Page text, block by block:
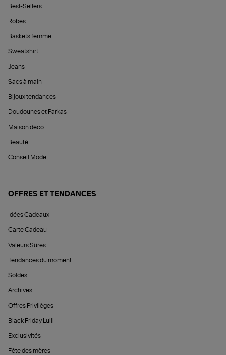
Best-Sellers
Robes
Baskets femme
Sweatshirt
Jeans
Sacs à main
Bijoux tendances
Doudounes et Parkas
Maison déco
Beauté
Conseil Mode
OFFRES ET TENDANCES
Idées Cadeaux
Carte Cadeau
Valeurs Sûres
Tendances du moment
Soldes
Archives
Offres Privilèges
Black Friday Lulli
Exclusivités
Fête des mères